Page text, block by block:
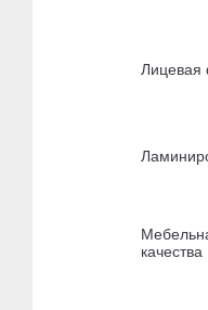
Лицевая
качества